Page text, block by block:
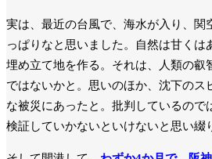
実は、最近の台風で、海水が入り、関
っぱりなと思いました。自然は甘くは
埋め立て地を作る。それは、人類の叡
ではないかと。思いのほか、沈下のス
な被災にあったと。批判しているので
検証していかないといけないと思い綴